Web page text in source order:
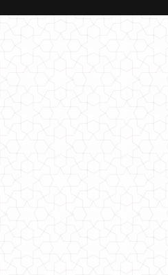
лапша
з хутряними помпонами